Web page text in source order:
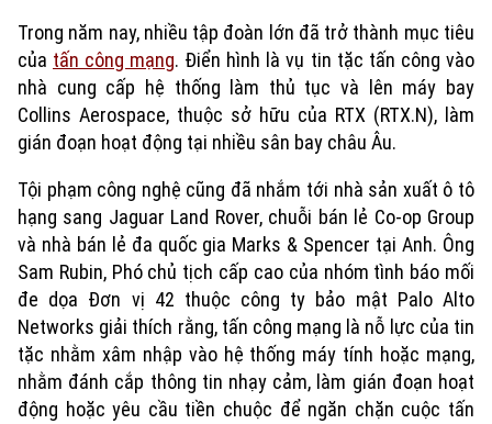
Trong năm nay, nhiều tập đoàn lớn đã trở thành mục tiêu
của tấn công mạng. Điển hình là vụ tin tặc tấn công vào
nhà cung cấp hệ thống làm thủ tục và lên máy bay
Collins Aerospace, thuộc sở hữu của RTX (RTX.N), làm
gián đoạn hoạt động tại nhiều sân bay châu Âu.
Tội phạm công nghệ cũng đã nhắm tới nhà sản xuất ô tô
hạng sang Jaguar Land Rover, chuỗi bán lẻ Co-op Group
và nhà bán lẻ đa quốc gia Marks & Spencer tại Anh. Ông
Sam Rubin, Phó chủ tịch cấp cao của nhóm tình báo mối
đe dọa Đơn vị 42 thuộc công ty bảo mật Palo Alto
Networks giải thích rằng, tấn công mạng là nỗ lực của tin
tặc nhằm xâm nhập vào hệ thống máy tính hoặc mạng,
nhằm đánh cắp thông tin nhạy cảm, làm gián đoạn hoạt
động hoặc yêu cầu tiền chuộc để ngăn chặn cuộc tấn